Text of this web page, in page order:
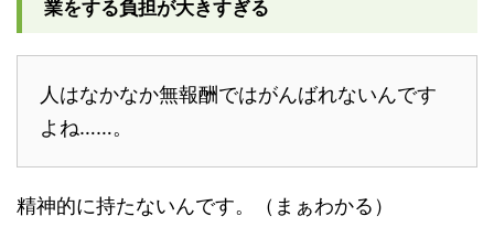
業をする負担が大きすぎる
人はなかなか無報酬ではがんばれないんです
よね……。
精神的に持たないんです。（まぁわかる）